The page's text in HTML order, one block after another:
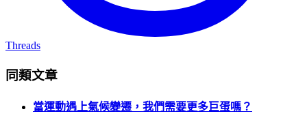
Threads
同類文章
當運動遇上氣候變遷，我們需要更多巨蛋嗎？